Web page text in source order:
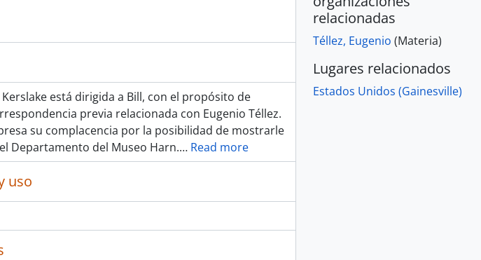
Kerslake está dirigida a Bill, con el propósito de
previa relacionada con Eugenio Téllez.
su complacencia por la posibilidad de mostrarle
Departamento del Museo Harn.… Read more
uso
relacionadas
Téllez, Eugenio (Materia)
Lugares relacionados
Estados Unidos (Gainesville)